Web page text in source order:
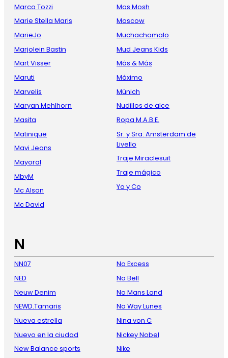
Marco Tozzi
Marie Stella Maris
MarieJo
Marjolein Bastin
Mart Visser
Maruti
Marvelis
Maryan Mehlhorn
Masita
Matinique
Mavi Jeans
Mayoral
MbyM
Mc Alson
Mc David
Mos Mosh
Moscow
Muchachomalo
Mud Jeans Kids
Más & Más
Máximo
Múnich
Nudillos de alce
Ropa M.A.B.E.
Sr. y Sra. Amsterdam de
Livello
Traje Miraclesuit
Traje mágico
Yo y Co
N
NN07
NED
Neuw Denim
NEWD.Tamaris
Nueva estrella
Nuevo en la ciudad
New Balance sports
No Excess
No Bell
No Mans Land
No Way Lunes
Nina von C
Nickey Nobel
Nike